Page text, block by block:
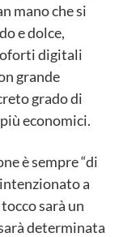
mano che si
e dolce,
digitali
grande
grado di
economici.
è sempre “di
intenzionato a
sarà un
determinata